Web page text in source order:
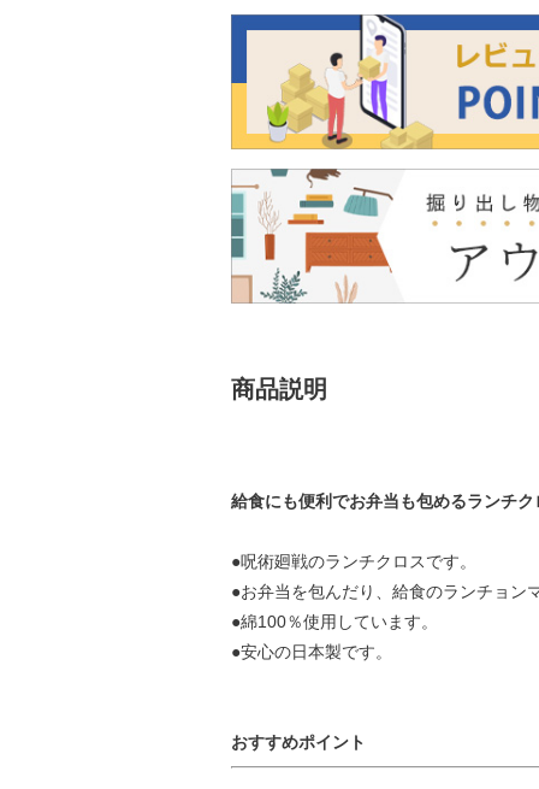
商品説明
給食にも便利でお弁当も包めるランチク
●呪術廻戦のランチクロスです。
●お弁当を包んだり、給食のランチョン
●綿100％使用しています。
●安心の日本製です。
おすすめポイント